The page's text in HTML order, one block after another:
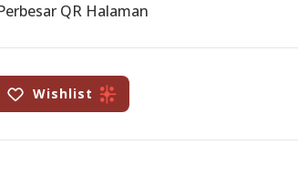
QR Halaman
Wishlist